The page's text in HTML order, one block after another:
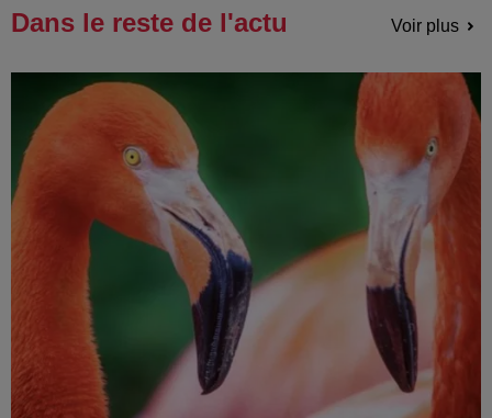
Dans le reste de l'actu Voir plus